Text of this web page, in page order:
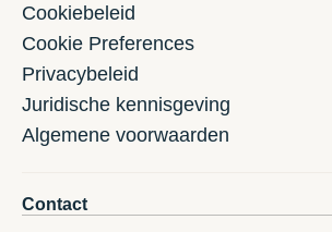
Cookiebeleid
Cookie Preferences
Privacybeleid
Juridische kennisgeving
Algemene voorwaarden
Contact